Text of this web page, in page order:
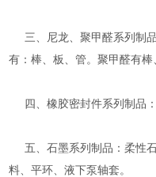
三、尼龙、聚甲醛系列制
有：棒、板、管。聚甲醛有棒
四、橡胶密封件系列制品：
五、石墨系列制品：柔性
料、平环、液下泵轴套。